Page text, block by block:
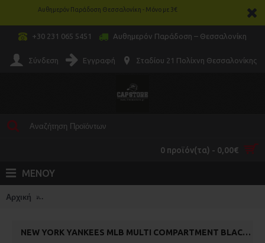
Αυθημερόν Παράδοση Θεσσαλονίκη - Μόνο με 3€
+30 231 065 5451 Αυθημερόν Παράδοση – Θεσσαλονίκη
Σύνδεση Εγγραφή Σταδίου 21 Πολίχνη Θεσσαλονίκης
0 προϊόν(τα) - 0,00€
ΜΕΝΟΥ
Αρχική
NEW YORK YANKEES MLB MULTI COMPARTMENT BLACK STADIUM BACKPACK